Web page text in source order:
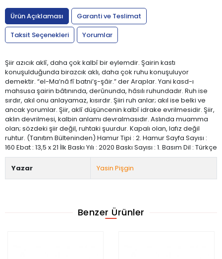
Ürün Açıklaması
Garanti ve Teslimat
Taksit Seçenekleri
Yorumlar
Şiir azıcık aklî, daha çok kalbî bir eylemdir. Şairin kastı
konuşulduğunda birazcık aklı, daha çok ruhu konuşuluyor
demektir. “el-Ma’nâ fî batni’ş-şâir.” der Araplar. Yani kasd-ı
mahsusa şairin bâtınında, derûnunda, hâsılı ruhundadır. Ruh ise
sırdır, akıl onu anlayamaz, kısırdır. Şiiri ruh anlar; akıl ise belki ve
ancak yorumlar. Şiir, aklî düşüncenin kalbî idrake evrilmesidir. Şiir,
aklın devrilmesi, kalbin anlamı devralmasıdır. Aslında muamma
olan; sözdeki şiir değil, ruhtaki şuurdur. Kapalı olan, lafız değil
ruhtur. (Tanıtım Bülteninden) Hamur Tipi : 2. Hamur Sayfa Sayısı :
160 Ebat : 13,5 x 21 İlk Baskı Yılı : 2020 Baskı Sayısı : 1. Basım Dil : Türkçe
Yazar Yasin Pişgin
Benzer Ürünler